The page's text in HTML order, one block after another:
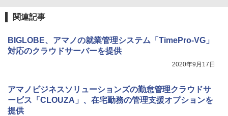
関連記事
BIGLOBE、アマノの就業管理システム「TimePro-VG」
対応のクラウドサーバーを提供
2020年9月17日
アマノビジネスソリューションズの勤怠管理クラウドサ
ービス「CLOUZA」、在宅勤務の管理支援オプションを
提供